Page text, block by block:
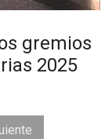
gremios
2025